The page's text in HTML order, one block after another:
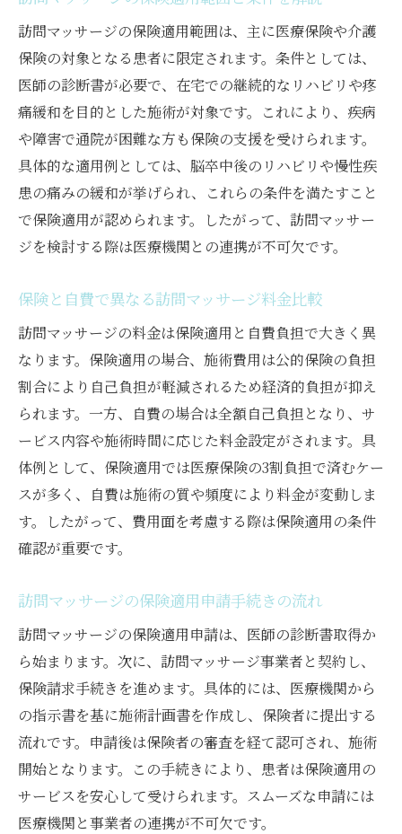
用法
トラブル時に役立つ訪問マッサージ相談先
の活用
施術時間ごとに変わる料金の考え方
訪問マッサージ施術時間別料金の仕組み
施術時間の長さで変動する訪問マッサージ
受診料金
訪問マッサージ料金表で時間ごとに比較し
よう
理
訪問マッサージの時間設定と最適な選び方
料金を抑えた訪問マッサージ時間配分のコ
ツ
安心して選ぶ訪問マッサージの料金表活用術
訪問マッサージ料金表の見方と比較のポイ
ント
最新情報を反映した訪問マッサージ料金表
活用法
チェック
料金表から読み取る訪問マッサージの費用
訪問マッサージ料金表でトラブル防止につ
なげる
自分に合った訪問マッサージ料金表の選び
方
訪問マッサージの保険適用範囲は、主に医療保険や介護
保険の対象となる患者に限定されます。条件としては、
医師の診断書が必要で、在宅での継続的なリハビリや疼
痛緩和を目的とした施術が対象です。これにより、疾病
や障害で通院が困難な方も保険の支援を受けられます。
具体的な適用例としては、脳卒中後のリハビリや慢性疾
患の痛みの緩和が挙げられ、これらの条件を満たすこと
で保険適用が認められます。したがって、訪問マッサー
ジを検討する際は医療機関との連携が不可欠です。
保険と自費で異なる訪問マッサージ料金比較
訪問マッサージの料金は保険適用と自費負担で大きく異
なります。保険適用の場合、施術費用は公的保険の負担
割合により自己負担が軽減されるため経済的負担が抑え
られます。一方、自費の場合は全額自己負担となり、サ
ービス内容や施術時間に応じた料金設定がされます。具
体例として、保険適用では医療保険の3割負担で済むケー
スが多く、自費は施術の質や頻度により料金が変動しま
す。したがって、費用面を考慮する際は保険適用の条件
確認が重要です。
訪問マッサージの保険適用申請手続きの流れ
訪問マッサージの保険適用申請は、医師の診断書取得か
ら始まります。次に、訪問マッサージ事業者と契約し、
保険請求手続きを進めます。具体的には、医療機関から
の指示書を基に施術計画書を作成し、保険者に提出する
流れです。申請後は保険者の審査を経て認可され、施術
開始となります。この手続きにより、患者は保険適用の
サービスを安心して受けられます。スムーズな申請には
医療機関と事業者の連携が不可欠です。